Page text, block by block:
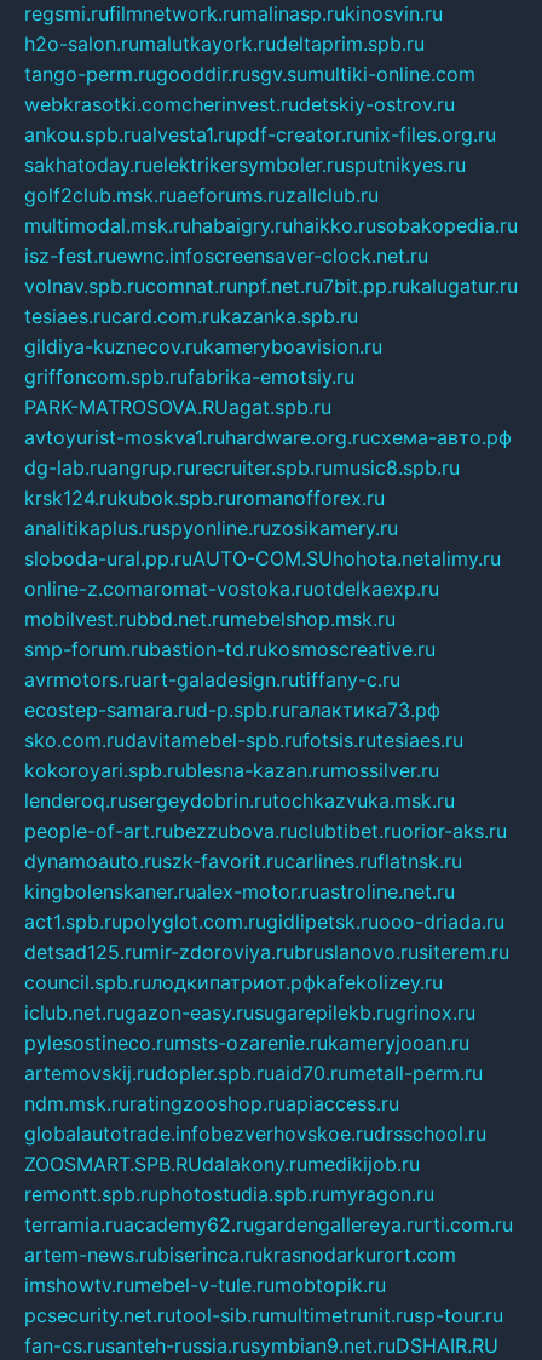
regsmi.rufilmnetwork.rumalinasp.rukinosvin.ru
h2o-salon.rumalutkayork.rudeltaprim.spb.ru
tango-perm.rugooddir.rusgv.sumultiki-online.com
webkrasotki.comcherinvest.rudetskiy-ostrov.ru
ankou.spb.rualvesta1.rupdf-creator.runix-files.org.ru
sakhatoday.ruelektrikersymboler.rusputnikyes.ru
golf2club.msk.ruaeforums.ruzallclub.ru
multimodal.msk.ruhabaigry.ruhaikko.rusobakopedia.ru
isz-fest.ruewnc.infoscreensaver-clock.net.ru
volnav.spb.rucomnat.runpf.net.ru7bit.pp.rukalugatur.ru
tesiaes.rucard.com.rukazanka.spb.ru
gildiya-kuznecov.rukameryboavision.ru
griffoncom.spb.rufabrika-emotsiy.ru
PARK-MATROSOVA.RUagat.spb.ru
avtoyurist-moskva1.ruhardware.org.ruсхема-авто.рф
dg-lab.ruangrup.rurecruiter.spb.rumusic8.spb.ru
krsk124.rukubok.spb.ruromanofforex.ru
analitikaplus.ruspyonline.ruzosikamery.ru
sloboda-ural.pp.ruAUTO-COM.SUhohota.netalimy.ru
online-z.comaromat-vostoka.ruotdelkaexp.ru
mobilvest.rubbd.net.rumebelshop.msk.ru
smp-forum.rubastion-td.rukosmoscreative.ru
avrmotors.ruart-galadesign.rutiffany-c.ru
ecostep-samara.rud-p.spb.ruгалактика73.рф
sko.com.rudavitamebel-spb.rufotsis.rutesiaes.ru
kokoroyari.spb.rublesna-kazan.rumossilver.ru
lenderoq.rusergeydobrin.rutochkazvuka.msk.ru
people-of-art.rubezzubova.ruclubtibet.ruorior-aks.ru
dynamoauto.ruszk-favorit.rucarlines.ruflatnsk.ru
kingbolenskaner.rualex-motor.ruastroline.net.ru
act1.spb.rupolyglot.com.rugidlipetsk.ruooo-driada.ru
detsad125.rumir-zdoroviya.rubruslanovo.rusiterem.ru
council.spb.ruлодкипатриот.рфkafekolizey.ru
iclub.net.rugazon-easy.rusugarepilekb.rugrinox.ru
pylesostineco.rumsts-ozarenie.rukameryjooan.ru
artemovskij.rudopler.spb.ruaid70.rumetall-perm.ru
ndm.msk.ruratingzooshop.ruapiaccess.ru
globalautotrade.infobezverhovskoe.rudrsschool.ru
ZOOSMART.SPB.RUdalakony.rumedikijob.ru
remontt.spb.ruphotostudia.spb.rumyragon.ru
terramia.ruacademy62.rugardengallereya.rurti.com.ru
artem-news.rubiserinca.rukrasnodarkurort.com
imshowtv.rumebel-v-tule.rumobtopik.ru
pcsecurity.net.rutool-sib.rumultimetrunit.rusp-tour.ru
fan-cs.rusanteh-russia.rusymbian9.net.ruDSHAIR.RU